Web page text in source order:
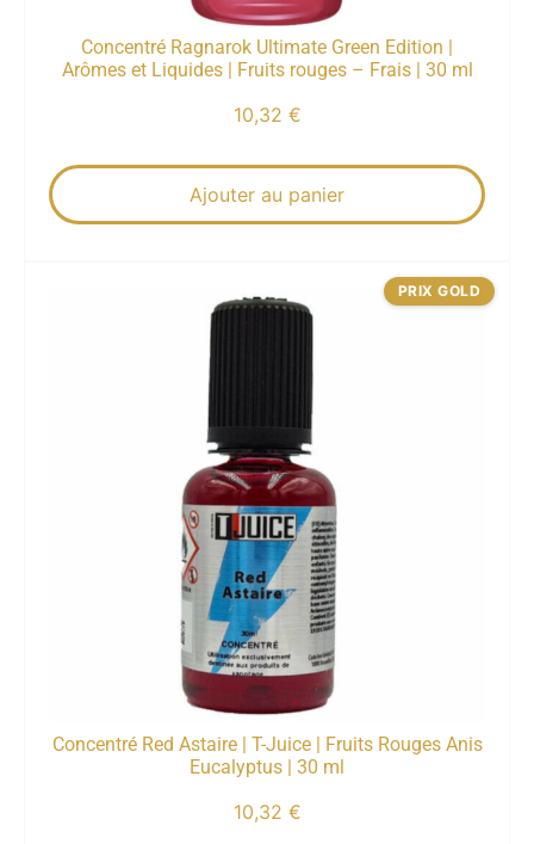
Concentré Ragnarok Ultimate Green Edition |
Arômes et Liquides | Fruits rouges – Frais | 30 ml
10,32 €
Ajouter au panier
Concentré Red Astaire | T-Juice | Fruits Rouges Anis
Eucalyptus | 30 ml
10,32 €
PRIX GOLD